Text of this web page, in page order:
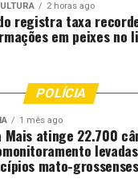
2 horas ago
registra taxa
em peixes no
POLÍCIA
1 mês ago
Mais atinge 22.700
mato-grossenses